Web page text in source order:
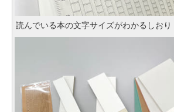
読んでいる本の文字サイズがわかるしおり